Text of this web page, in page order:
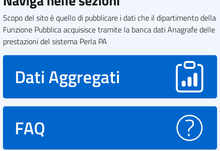
Scopo del sito è quello di pubblicare i dati che il dipartimento della
Funzione Pubblica acquisisce tramite la banca dati Anagrafe delle
prestazioni del sistema Perla PA
Dati Aggregati
FAQ